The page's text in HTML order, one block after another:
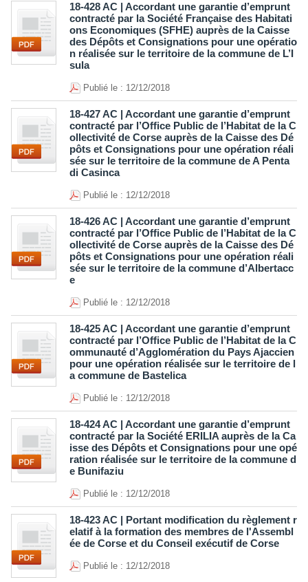
18-428 AC | Accordant une garantie d’emprunt
contracté par la Société Française des Habitati
ons Economiques (SFHE) auprès de la Caisse
des Dépôts et Consignations pour une opératio
n réalisée sur le territoire de la commune de L’I
sula
Publié le : 12/12/2018
18-427 AC | Accordant une garantie d’emprunt
contracté par l’Office Public de l’Habitat de la C
ollectivité de Corse auprès de la Caisse des Dé
pôts et Consignations pour une opération réali
sée sur le territoire de la commune de A Penta
di Casinca
Publié le : 12/12/2018
18-426 AC | Accordant une garantie d’emprunt
contracté par l’Office Public de l’Habitat de la C
ollectivité de Corse auprès de la Caisse des Dé
pôts et Consignations pour une opération réali
sée sur le territoire de la commune d’Albertacc
e
Publié le : 12/12/2018
18-425 AC | Accordant une garantie d’emprunt
contracté par l’Office Public de l’Habitat de la C
ommunauté d’Agglomération du Pays Ajaccien
pour une opération réalisée sur le territoire de l
a commune de Bastelica
Publié le : 12/12/2018
18-424 AC | Accordant une garantie d’emprunt
contracté par la Société ERILIA auprès de la Ca
isse des Dépôts et Consignations pour une opé
ration réalisée sur le territoire de la commune d
e Bunifaziu
Publié le : 12/12/2018
18-423 AC | Portant modification du règlement r
elatif à la formation des membres de l'Assembl
ée de Corse et du Conseil exécutif de Corse
Publié le : 12/12/2018